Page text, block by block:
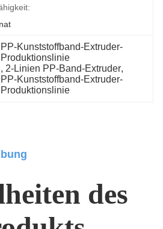
PP-Kunststoffband-Extruder-
Produktionslinie
, 2-Linien PP-Band-Extruder,
PP-Kunststoffband-Extruder-
Produktionslinie
des